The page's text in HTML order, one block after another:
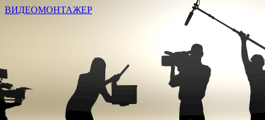
ВИДЕОМОНТАЖЕР